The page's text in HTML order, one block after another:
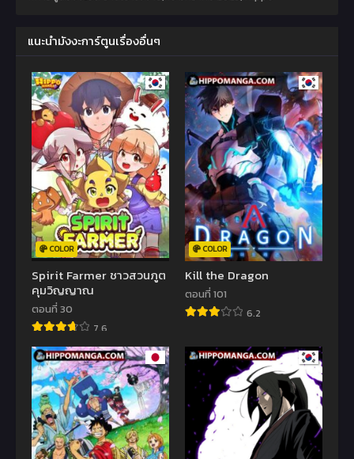
แนะนำมังงะการ์ตูนเรื่องอื่นๆ
COLOR
Spirit Farmer ชาวสวนภูต
คุมวิญญาณ
ตอนที่ 30
7.6
COLOR
Kill the Dragon
ตอนที่ 101
6.2